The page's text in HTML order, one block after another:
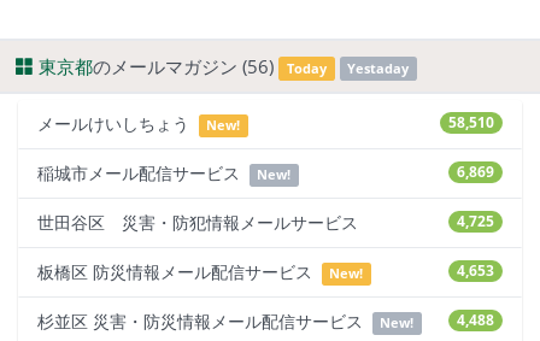
東京都のメールマガジン (56) Today Yestaday
58,510
メールけいしちょう New!
6,869
稲城市メール配信サービス New!
4,725
世田谷区 災害・防犯情報メールサービス
4,653
板橋区 防災情報メール配信サービス New!
4,488
杉並区 災害・防災情報メール配信サービス New!